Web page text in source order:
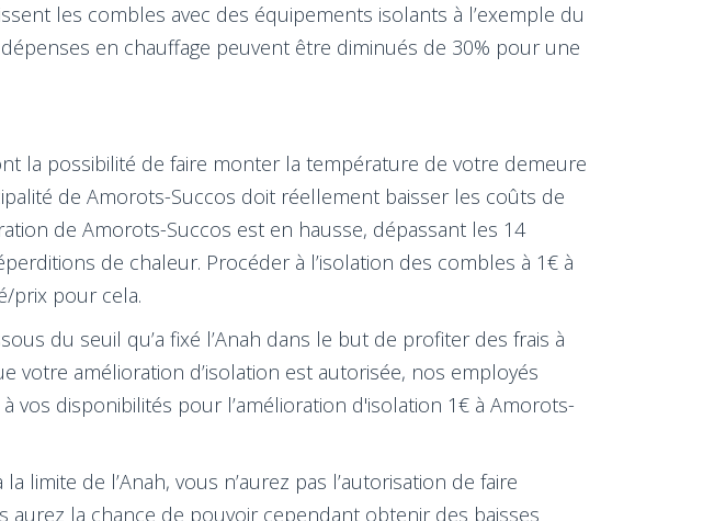
les combles avec des équipements isolants à l’exemple du
en chauffage peuvent être diminués de 30% pour une
la possibilité de faire monter la température de votre demeure
de Amorots-Succos doit réellement baisser les coûts de
de Amorots-Succos est en hausse, dépassant les 14
de chaleur. Procéder à l’isolation des combles à 1€ à
prix pour cela.
du seuil qu’a fixé l’Anah dans le but de profiter des frais à
votre amélioration d’isolation est autorisée, nos employés
disponibilités pour l’amélioration d'isolation 1€ à Amorots-
de l’Anah, vous n’aurez pas l’autorisation de faire
aurez la chance de pouvoir cependant obtenir des baisses